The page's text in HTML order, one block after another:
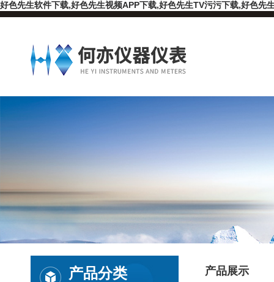
好色先生软件下载,好色先生视频APP下载,好色先生TV污污下载,好色先
产品分类 产品展示